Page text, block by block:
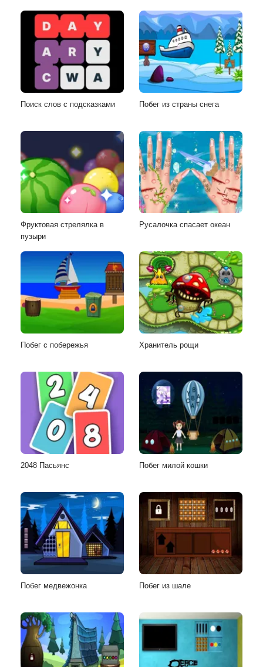
Поиск слов с подсказками Побег из страны снега
Фруктовая стрелялка в
пузыри
Русалочка спасает океан
Побег с побережья Хранитель рощи
2048 Пасьянс Побег милой кошки
Побег медвежонка Побег из шале